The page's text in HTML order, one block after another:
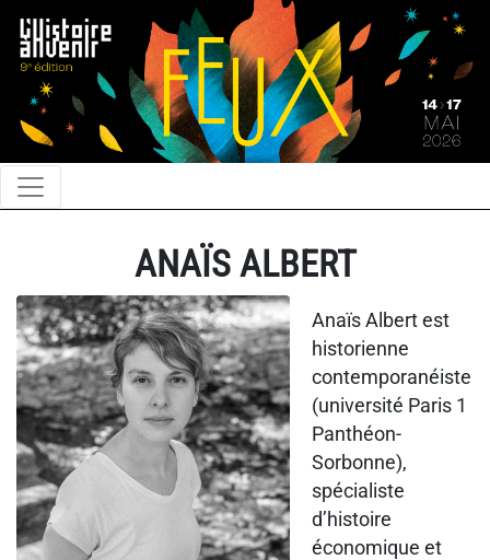
ANAÏS ALBERT
Anaïs Albert est
historienne
contemporanéiste
(université Paris 1
Panthéon-
Sorbonne),
spécialiste
d’histoire
économique et